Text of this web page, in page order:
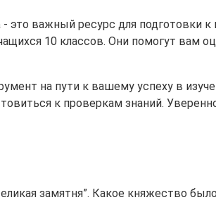
это важный ресурс для
10 классов. Они помогут
на пути к вашему успеху в
к проверкам знаний.
замятня”. Какое княжество